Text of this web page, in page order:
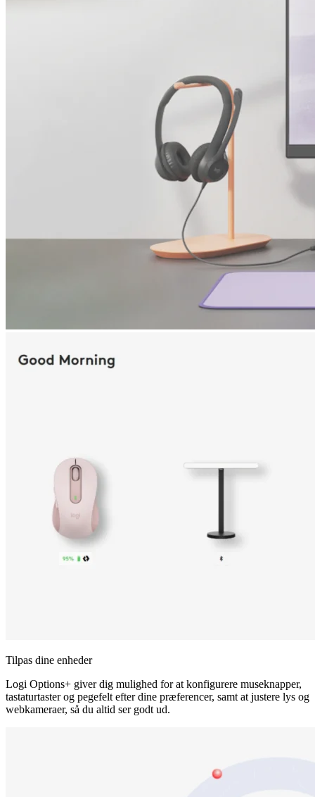
Tilpas dine enheder
Logi Options+ giver dig mulighed for at konfigurere museknapper,
tastaturtaster og pegefelt efter dine præferencer, samt at justere lys og
webkameraer, så du altid ser godt ud.